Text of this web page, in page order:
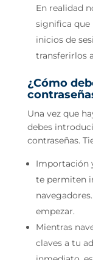
En realidad
significa que
inicios de
transferirlos
¿Cómo
Una vez que
debes
contraseñas.
Importación
te permiten
empezar.
Mientras
claves a tu